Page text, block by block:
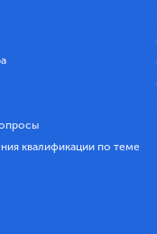
квалификации по теме